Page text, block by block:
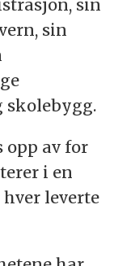
sin
sin
skolebygg.
opp av for
i en
leverte